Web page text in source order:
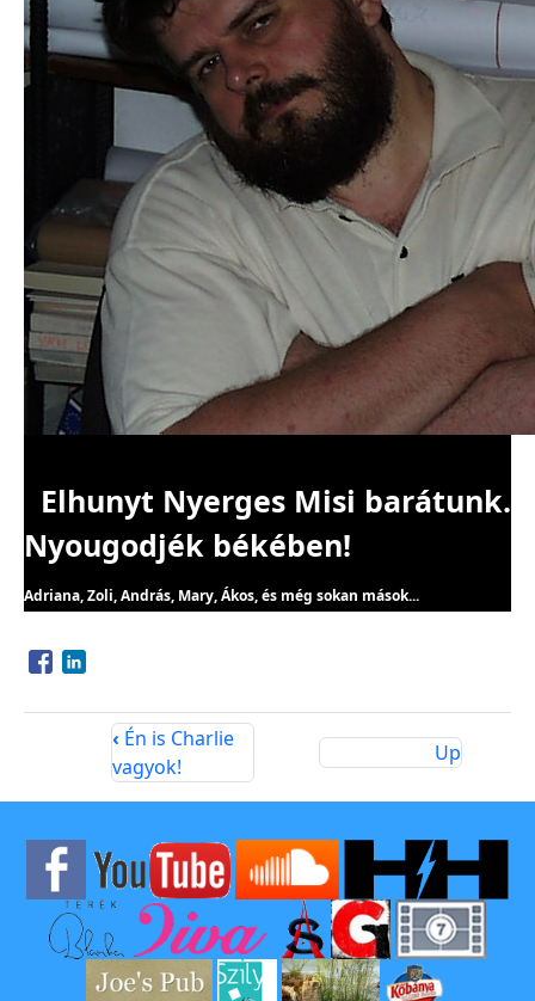
Elhunyt Nyerges Misi barátunk.
Nyougodjék békében!
Adriana, Zoli, András, Mary, Ákos, és még sokan mások...
Opens in a new window
Opens in a new window
‹ Én is Charlie
vagyok!
Up